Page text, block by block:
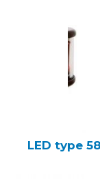
LED type